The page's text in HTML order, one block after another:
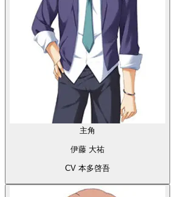
主角
伊藤 大祐
CV 本多啓吾